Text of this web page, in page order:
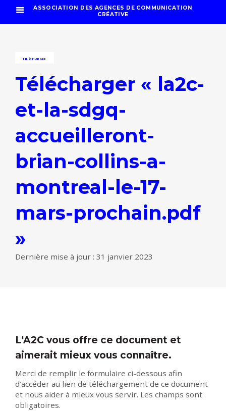
ASSOCIATION DES AGENCES DE COMMUNICATION
CRÉATIVE
TÉLÉCHARGER
Télécharger « la2c-
et-la-sdgq-
accueilleront-
brian-collins-a-
montreal-le-17-
mars-prochain.pdf
»
Dernière mise à jour : 31 janvier 2023
L'A2C vous offre ce document et
aimerait mieux vous connaître.
Merci de remplir le formulaire ci-dessous afin
d’accéder au lien de téléchargement de ce document
et nous aider à mieux vous servir. Les champs sont
obligatoires.